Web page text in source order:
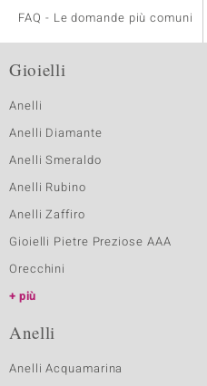
FAQ - Le domande più comuni
Gioielli
Anelli
Anelli Diamante
Anelli Smeraldo
Anelli Rubino
Anelli Zaffiro
Gioielli Pietre Preziose AAA
Orecchini
più
Anelli
Anelli Acquamarina